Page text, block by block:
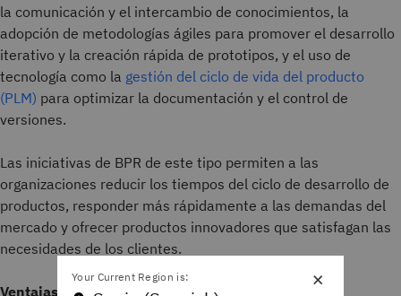
la comunicación y el intercambio de conocimientos, la
adopción de metodologías ágiles para promover el desarrollo
iterativo y la creación rápida de prototipos, y el uso de
tecnología como la gestión del ciclo de vida del producto
(PLM) para optimizar la documentación y el control de
versiones.
Las iniciativas de BPR de este tipo permiten a las
organizaciones reducir los tiempos del ciclo de desarrollo de
productos, responder más rápidamente a las demandas del
mercado y ofrecer productos innovadores que satisfagan las
necesidades de los clientes.
Ventajas ×
Your Current Region is: